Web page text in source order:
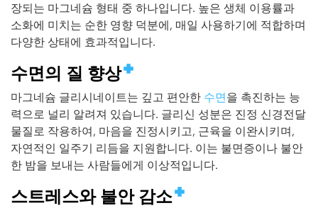
장되는 마그네슘 형태 중 하나입니다. 높은 생체 이용률과
소화에 미치는 순한 영향 덕분에, 매일 사용하기에 적합하며
다양한 상태에 효과적입니다.
수면의 질 향상
마그네슘 글리시네이트는 깊고 편안한 수면을 촉진하는 능
력으로 널리 알려져 있습니다. 글리신 성분은 진정 신경전달
물질로 작용하여, 마음을 진정시키고, 근육을 이완시키며,
자연적인 일주기 리듬을 지원합니다. 이는 불면증이나 불안
한 밤을 보내는 사람들에게 이상적입니다.
스트레스와 불안 감소